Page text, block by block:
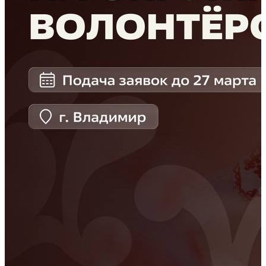
Выбирай доброе дело по направлению «Культура и
искусство» на платформеДобро.рф
и вызывай
вдохновение вместе с нами!